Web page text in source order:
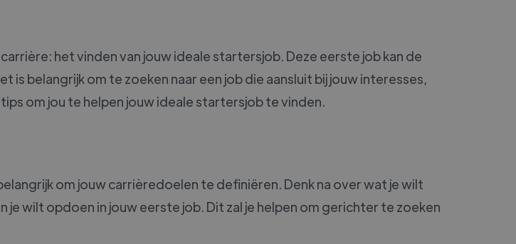
het vinden van jouw ideale startersjob. Deze eerste job kan de
belangrijk om te zoeken naar een job die aansluit bij jouw interesses,
om jou te helpen jouw ideale startersjob te vinden.
om jouw carrièredoelen te definiëren. Denk na over wat je wilt
wilt opdoen in jouw eerste job. Dit zal je helpen om gerichter te zoeken